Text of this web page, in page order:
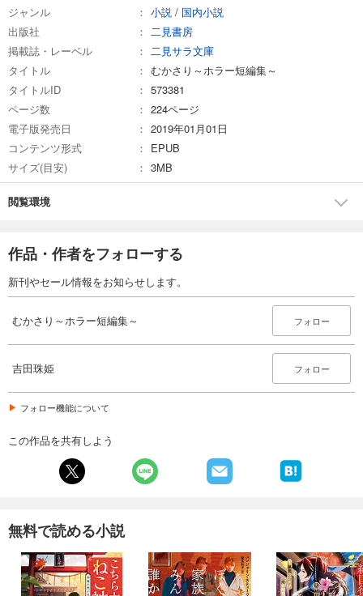
ジャンル
小説 / 国内小説
出版社
二見書房
掲載誌・レーベル
二見サラ文庫
タイトル
むかさり～ホラー短編集～
タイトルID
573381
ページ数
224ページ
電子版発売日
2019年01月01日
コンテンツ形式
EPUB
サイズ(目安)
3MB
閲覧環境
作品・作者をフォローする
新刊やセール情報をお知らせします。
むかさり～ホラー短編集～ フォロー
吉田珠姫 フォロー
フォロー機能について
この作品を共有しよう
無料で読める小説